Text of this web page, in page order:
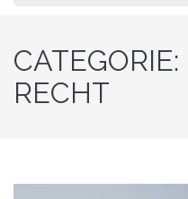
CATEGORIE:
RECHT